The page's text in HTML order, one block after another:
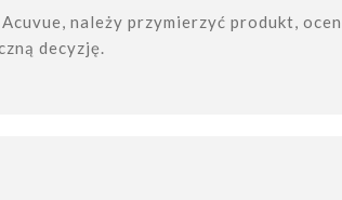
należy przymierzyć produkt,
decyzję.